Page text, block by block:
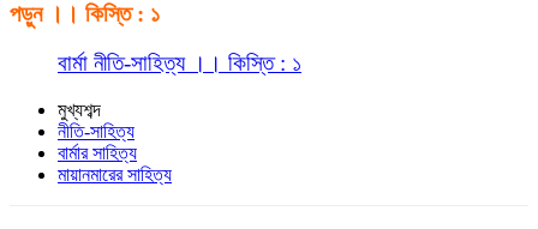
পড়ুন ।। কিস্তি : ১
বার্মা নীতি-সাহিত্য ।। কিস্তি : ১
মুখ্যশব্দ
নীতি-সাহিত্য
বার্মার সাহিত্য
মায়ানমারের সাহিত্য